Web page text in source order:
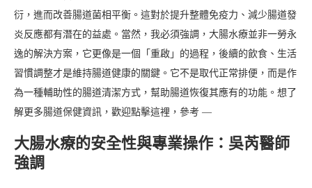
衍，進而改善腸道菌相平衡。這對於提升整體免疫力、減少腸道發
炎反應都有潛在的益處。當然，我必須強調，大腸水療並非一勞永
逸的解決方案，它更像是一個「重啟」的過程，後續的飲食、生活
習慣調整才是維持腸道健康的關鍵。它不是取代正常排便，而是作
為一種輔助性的腸道清潔方式，幫助腸道恢復其應有的功能。想了
解更多腸道保健資訊，歡迎點擊這裡，參考 —
大腸水療的安全性與專業操作：吳芮醫師
強調